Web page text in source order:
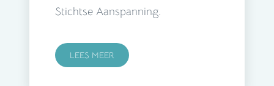
Stichtse Aanspanning.
LEES MEER